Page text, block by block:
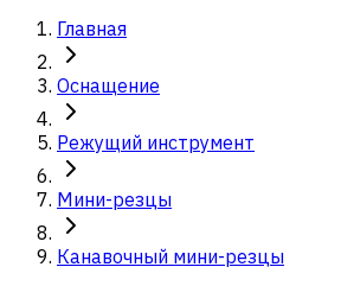
Главная
Оснащение
Режущий инструмент
Мини-резцы
Канавочный мини-резцы